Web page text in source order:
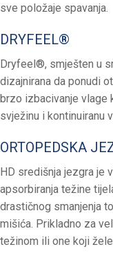
sve položaje spavanja.
DRYFEEL®
Dryfeel®, smješten u
dizajnirana da ponudi
brzo izbacivanje vlage
svježinu i kontinuiranu
ORTOPEDSKA
HD središnja jezgra je
apsorbiranja težine
drastičnog smanjenja
mišića. Prikladno za
težinom ili one koji